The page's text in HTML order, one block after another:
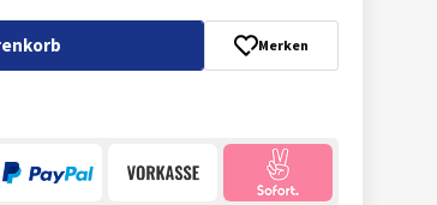
Merken